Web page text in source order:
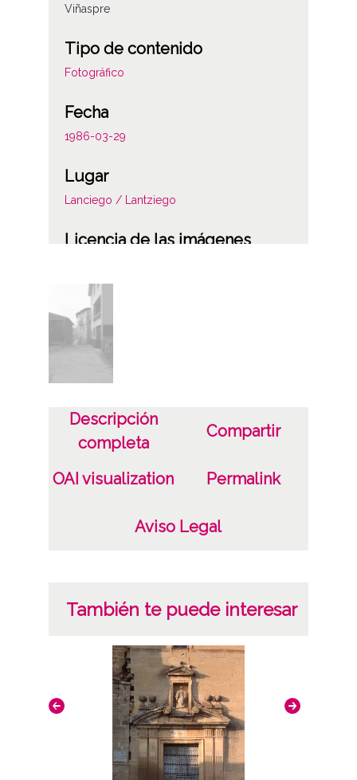
Viñaspre
Tipo de contenido
Fotográfico
Fecha
1986-03-29
Lugar
Lanciego / Lantziego
Licencia de las imágenes
Descripción
completa
Compartir
OAI visualization Permalink
Aviso Legal
También te puede interesar